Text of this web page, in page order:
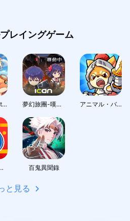
レイングゲーム
Spirits of Aetheria 夢幻旅團-嘆氣的亡靈想隱退聯動 アニマル・バスターズ
Smash/Grow 百鬼異聞錄
と見る